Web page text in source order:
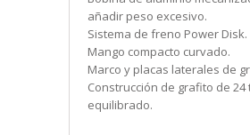
Y BOLSOS NTK
añadir peso excesivo.
Sistema de freno Power Disk.
Mango compacto curvado.
Marco y placas laterales de
Construcción de grafito de
equilibrado.